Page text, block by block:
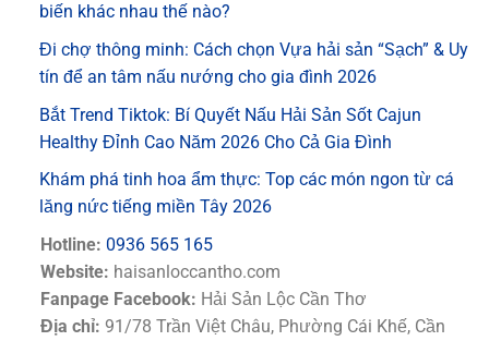
biến khác nhau thế nào?
Đi chợ thông minh: Cách chọn Vựa hải sản “Sạch” & Uy
tín để an tâm nấu nướng cho gia đình 2026
Bắt Trend Tiktok: Bí Quyết Nấu Hải Sản Sốt Cajun
Healthy Đỉnh Cao Năm 2026 Cho Cả Gia Đình
Khám phá tinh hoa ẩm thực: Top các món ngon từ cá
lăng nức tiếng miền Tây 2026
Hotline: 0936 565 165
Website: haisanloccantho.com
Fanpage Facebook: Hải Sản Lộc Cần Thơ
Địa chỉ: 91/78 Trần Việt Châu, Phường Cái Khế, Cần